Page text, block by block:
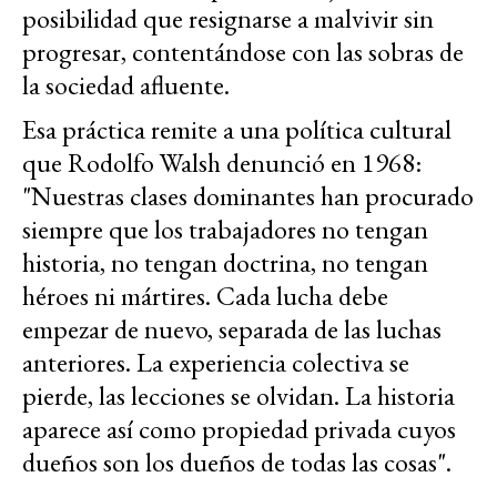
posibilidad que resignarse a malvivir sin
progresar, contentándose con las sobras de
la sociedad afluente.
Esa práctica remite a una política cultural
que Rodolfo Walsh denunció en 1968:
"Nuestras clases dominantes han procurado
siempre que los trabajadores no tengan
historia, no tengan doctrina, no tengan
héroes ni mártires. Cada lucha debe
empezar de nuevo, separada de las luchas
anteriores. La experiencia colectiva se
pierde, las lecciones se olvidan. La historia
aparece así como propiedad privada cuyos
dueños son los dueños de todas las cosas".